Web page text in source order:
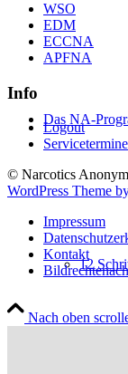
Das NA-
12
WSO
EDM
ECCNA
APFNA
Info
Logout
Servicetermine
© Narcotics
WordPress Theme
Impressum
Kontakt
Nach oben